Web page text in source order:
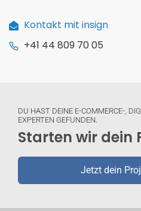
Kontakt mit insign
+41 44 809 70 05
DU HAST DEINE E-COMMERCE-,
EXPERTEN GEFUNDEN.
Starten wir dein
Jetzt dein